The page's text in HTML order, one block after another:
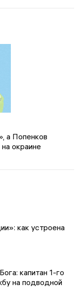
а Попенков
окраине
как устроена
капитан 1-го
на подводной